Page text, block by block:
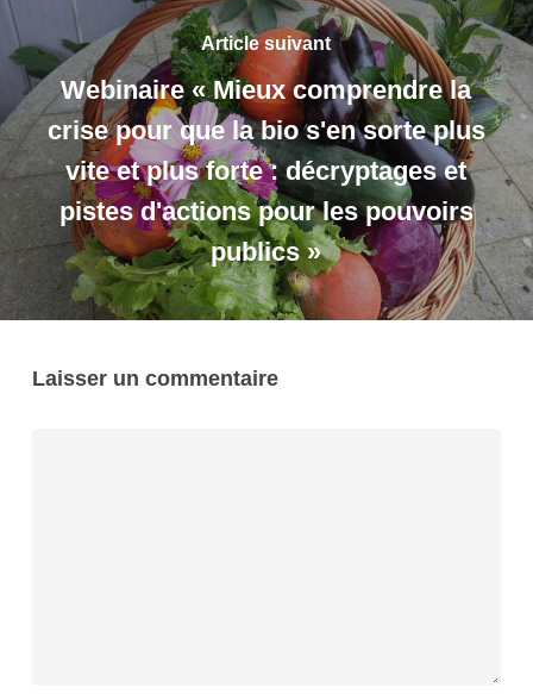
Article suivant
Webinaire « Mieux comprendre la
crise pour que la bio s'en sorte plus
vite et plus forte : décryptages et
pistes d'actions pour les pouvoirs
publics »
Laisser un commentaire